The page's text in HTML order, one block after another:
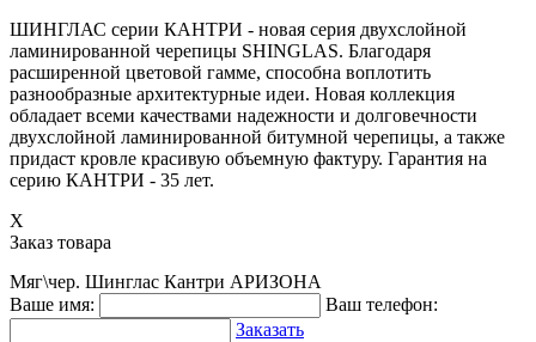
ШИНГЛАС серии КАНТРИ - новая серия двухслойной
ламинированной черепицы SHINGLAS. Благодаря
расширенной цветовой гамме, способна воплотить
разнообразные архитектурные идеи. Новая коллекция
обладает всеми качествами надежности и долговечности
двухслойной ламинированной битумной черепицы, а также
придаст кровле красивую объемную фактуру. Гарантия на
серию КАНТРИ - 35 лет.
X
Заказ товара
Мяг\чер. Шинглас Кантри АРИЗОНА
Ваше имя:
Ваш телефон:
Заказать